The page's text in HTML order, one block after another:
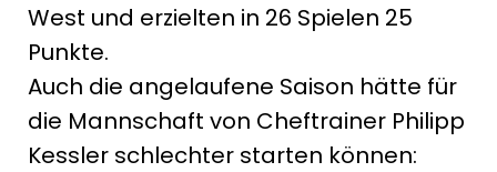
West und erzielten in 26 Spielen 25
Punkte.
Auch die angelaufene Saison hätte für
die Mannschaft von Cheftrainer Philipp
Kessler schlechter starten können: